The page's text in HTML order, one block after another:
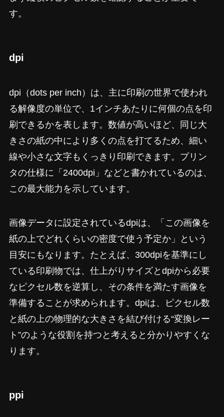
す。
dpi
dpi（dots per inch）は、主に印刷の世界で使われ
る解像度の単位で、1インチあたりに何個の点を印
刷できるかを表します。数値が高いほど、同じ大
きさの紙の中により多くの点を打てるため、細い
線や小さな文字もくっきり印刷できます。プリン
タの仕様に「2400dpi」などと書かれているのは、
この最大能力を示しています。
画像データに設定されているdpiは、「この画像を
紙の上でどれくらいの密度で使う予定か」という
目安にもなります。たとえば、300dpiを基準にし
ている印刷物では、仕上がりサイズとdpiから必要
なピクセル数を逆算し、その条件を満たす画像を
準備することが求められます。dpiは、ピクセル数
と紙の上の物理的な大きさを結び付ける“変換レー
ト”のような役割を持つと考えると分かりやすくな
ります。
ppi